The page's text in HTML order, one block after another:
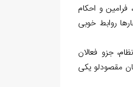
از این رو، فرامین و احکام
با قاجارها روابط خوبی
جزو فعالان
مقصودلو یکی